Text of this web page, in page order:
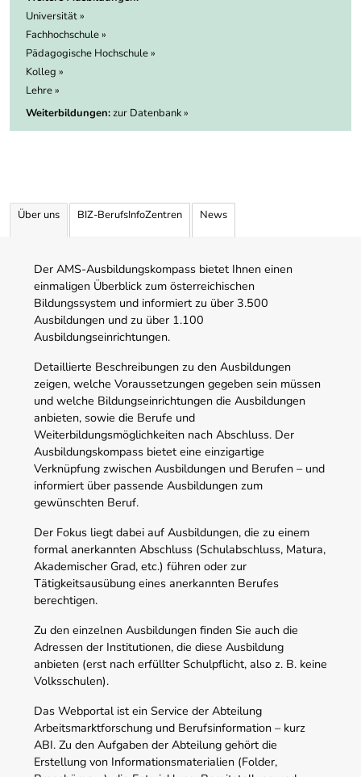
Universität »
Fachhochschule »
Pädagogische Hochschule »
Kolleg »
Lehre »
Weiterbildungen:zur Datenbank »
Über uns BIZ-BerufsInfoZentren News
Der AMS-Ausbildungskompass bietet Ihnen einen
einmaligen Überblick zum österreichischen
Bildungssystem und informiert zu über 3.500
Ausbildungen und zu über 1.100
Ausbildungseinrichtungen.
Detaillierte Beschreibungen zu den Ausbildungen
zeigen, welche Voraussetzungen gegeben sein müssen
und welche Bildungseinrichtungen die Ausbildungen
anbieten, sowie die Berufe und
Weiterbildungsmöglichkeiten nach Abschluss. Der
Ausbildungskompass bietet eine einzigartige
Verknüpfung zwischen Ausbildungen und Berufen – und
informiert über passende Ausbildungen zum
gewünschten Beruf.
Der Fokus liegt dabei auf Ausbildungen, die zu einem
formal anerkannten Abschluss (Schulabschluss, Matura,
Akademischer Grad, etc.) führen oder zur
Tätigkeitsausübung eines anerkannten Berufes
berechtigen.
Zu den einzelnen Ausbildungen finden Sie auch die
Adressen der Institutionen, die diese Ausbildung
anbieten (erst nach erfüllter Schulpflicht, also z. B. keine
Volksschulen).
Das Webportal ist ein Service der Abteilung
Arbeitsmarktforschung und Berufsinformation – kurz
ABI. Zu den Aufgaben der Abteilung gehört die
Erstellung von Informationsmaterialien (Folder,